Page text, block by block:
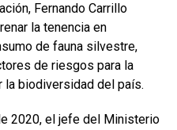
Fernando Carrillo
la tenencia en
de fauna silvestre,
de riesgos para la
la biodiversidad del país.
2020, el jefe del Ministerio